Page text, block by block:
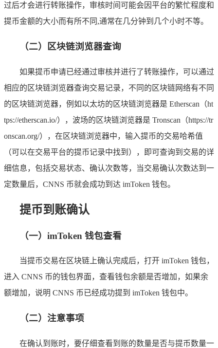
过后才会进行转账操作，审核时间可能会因平台的繁忙程度和
提币金额的大小而有所不同,通常在几分钟到几个小时不等。
（二）区块链浏览器查询
如果提币申请已经通过审核并进行了转账操作，可以通过
相应的区块链浏览器查询交易记录，不同的区块链网络有不同
的区块链浏览器，例如以太坊的区块链浏览器是 Etherscan（ht
tps://etherscan.io/），波场的区块链浏览器是 Tronscan（https://tr
onscan.org/），在区块链浏览器中，输入提币的交易哈希值
（可以在交易平台的提币记录中找到），即可查询到交易的详
细信息，包括交易状态、确认次数等，当交易确认次数达到一
定数量后，CNNS 币就会成功到达 imToken 钱包。
提币到账确认
（一）imToken 钱包查看
当提币交易在区块链上确认完成后，打开 imToken 钱包，
进入 CNNS 币的钱包界面，查看钱包余额是否增加，如果余
额增加，说明 CNNS 币已经成功提到 imToken 钱包中。
（二）注意事项
在确认到账时，要仔细查看到账的数量是否与提币数量一